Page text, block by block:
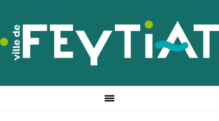
navigation
principale
contenu
principal
pied
de
page